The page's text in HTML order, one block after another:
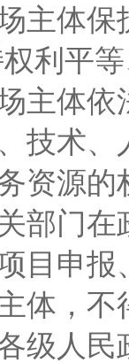
体保
平等
主体
技术
资源的
门在
目申
体，
民政